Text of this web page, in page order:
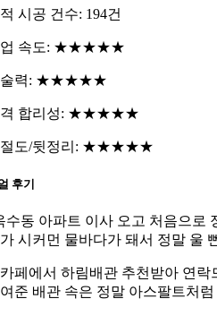
시공 건수: 194건
업 속도: ★★★★★
술력: ★★★★★
격 합리성: ★★★★★
절도/뒷정리: ★★★★★
후기
수동 아파트 이사 오고 처음으로
시커먼 물바다가 돼서 정말 울
페에서 하림배관 추천받아 연
준 배관 속은 정말 아스팔트처